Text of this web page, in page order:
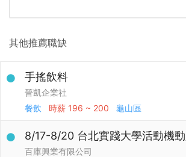
其他推薦職缺
手搖飲料
晉凱企業社
餐飲
時薪 196 ~ 200 龜山區
8/17-8/20 台北實踐大學活動機
百庫興業有限公司